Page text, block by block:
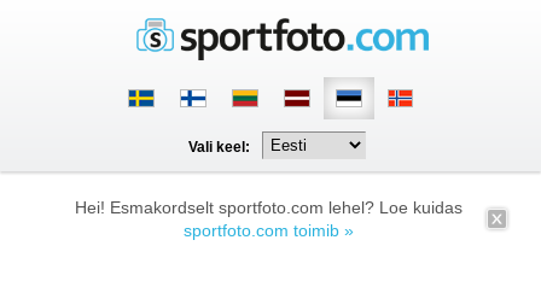
Vali keel:
Hei! Esmakordselt sportfoto.com lehel? Loe kuidas
sportfoto.com toimib »